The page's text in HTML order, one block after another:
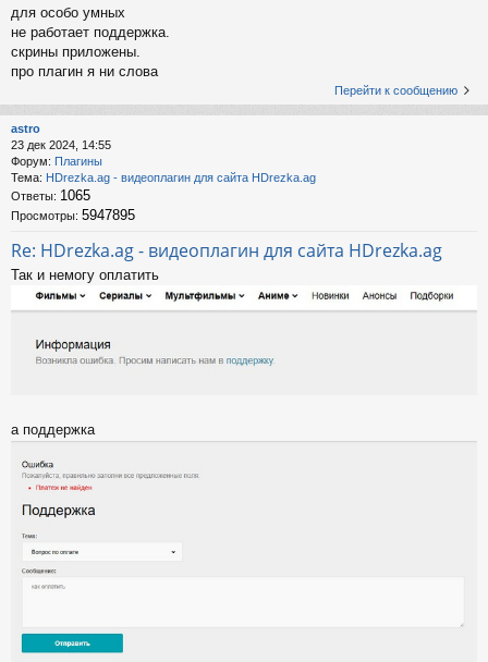
для особо умных
не работает поддержка.
скрины приложены.
про плагин я ни слова
Перейти к сообщению
astro
23 дек 2024, 14:55
Форум: Плагины
Тема: HDrezka.ag - видеоплагин для сайта HDrezka.ag
Ответы: 1065
Просмотры: 5947895
Re: HDrezka.ag - видеоплагин для сайта HDrezka.ag
Так и немогу оплатить
а поддержка